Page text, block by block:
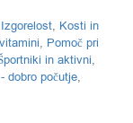
Izgorelost, Kosti in
, Pomoč pri
in aktivni,
dobro počutje,